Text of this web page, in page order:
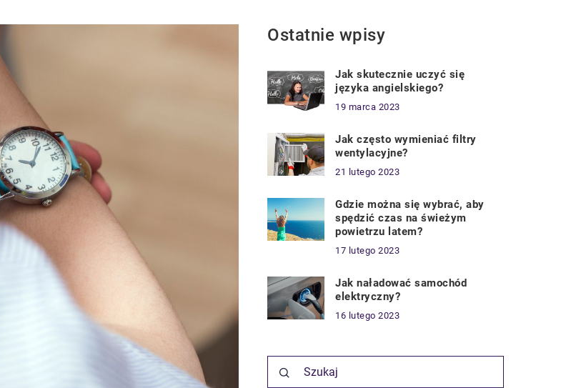
Ostatnie wpisy
Jak skutecznie uczyć się
języka angielskiego?
19 marca 2023
Jak często wymieniać filtry
wentylacyjne?
21 lutego 2023
Gdzie można się wybrać, aby
spędzić czas na świeżym
powietrzu latem?
17 lutego 2023
Jak naładować samochód
elektryczny?
16 lutego 2023